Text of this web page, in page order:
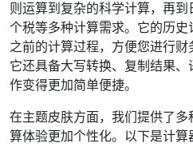
则运算到复杂的科学计算，再到
个税等多种计算需求。它的历
之前的计算过程，方便您进行财
它还具备大写转换、复制结果
作变得更加简单便捷。
在主题皮肤方面，我们提供了
算体验更加个性化。以下是计算